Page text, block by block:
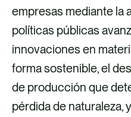
empresas mediante la
políticas públicas
innovaciones en
forma sostenible, el
de producción que
pérdida de naturaleza,